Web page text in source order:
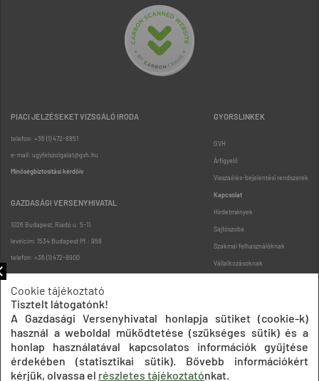
PIACI JELZÉSEKET VIZSGÁLÓ IRODA
telefon: +36 (1) 472-8851
e-mail: ugyfelszolgalat@gvh.hu
Minőségbiztosítási kérdőív
GAZDASÁGI VERSENYHIVATAL
1026 Budapest, Riadó u. 5-11.
levélcím: 1534 Budapest Pf.: 958
telefon: +36 (1) 472-8900
GYORSLINKEK
GVH
Árfigyelő
Visszaélés-bejelentési rendszerek
Kapcsolat
Hirdetmények
Sajtószoba
Szakmai felhasználóknak
Vállalkozásoknak
Oldaltérkép
Cookie tájékoztató
Tisztelt látogatónk!
A Gazdasági Versenyhivatal honlapja sütiket (cookie-k)
használ a weboldal működtetése (szükséges sütik) és a
honlap használatával kapcsolatos információk gyűjtése
érdekében (statisztikai sütik). Bővebb információkért
kérjük, olvassa el részletes tájékoztatónkat.